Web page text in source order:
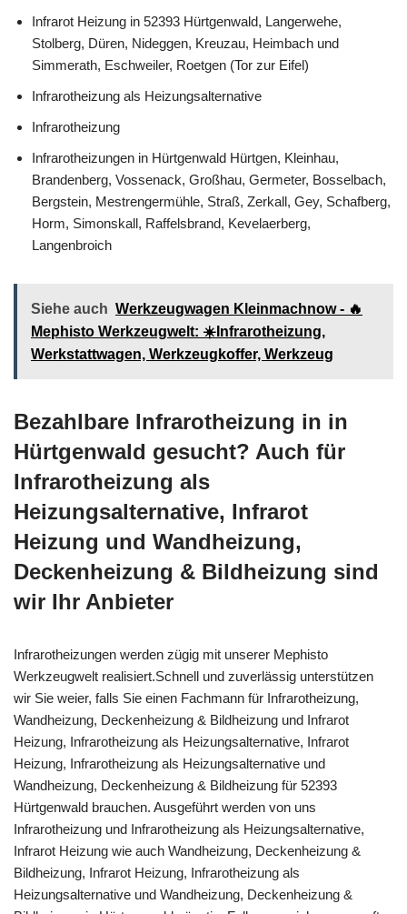
Infrarot Heizung in 52393 Hürtgenwald, Langerwehe,
Stolberg, Düren, Nideggen, Kreuzau, Heimbach und
Simmerath, Eschweiler, Roetgen (Tor zur Eifel)
Infrarotheizung als Heizungsalternative
Infrarotheizung
Infrarotheizungen in Hürtgenwald Hürtgen, Kleinhau,
Brandenberg, Vossenack, Großhau, Germeter, Bosselbach,
Bergstein, Mestrengermühle, Straß, Zerkall, Gey, Schafberg,
Horm, Simonskall, Raffelsbrand, Kevelaerberg,
Langenbroich
Siehe auch Werkzeugwagen Kleinmachnow - 🔥
Mephisto Werkzeugwelt: ☀️Infrarotheizung,
Werkstattwagen, Werkzeugkoffer, Werkzeug
Bezahlbare Infrarotheizung in in
Hürtgenwald gesucht? Auch für
Infrarotheizung als
Heizungsalternative, Infrarot
Heizung und Wandheizung,
Deckenheizung & Bildheizung sind
wir Ihr Anbieter
Infrarotheizungen werden zügig mit unserer Mephisto
Werkzeugwelt realisiert.Schnell und zuverlässig unterstützen
wir Sie weier, falls Sie einen Fachmann für Infrarotheizung,
Wandheizung, Deckenheizung & Bildheizung und Infrarot
Heizung, Infrarotheizung als Heizungsalternative, Infrarot
Heizung, Infrarotheizung als Heizungsalternative und
Wandheizung, Deckenheizung & Bildheizung für 52393
Hürtgenwald brauchen. Ausgeführt werden von uns
Infrarotheizung und Infrarotheizung als Heizungsalternative,
Infrarot Heizung wie auch Wandheizung, Deckenheizung &
Bildheizung, Infrarot Heizung, Infrarotheizung als
Heizungsalternative und Wandheizung, Deckenheizung &